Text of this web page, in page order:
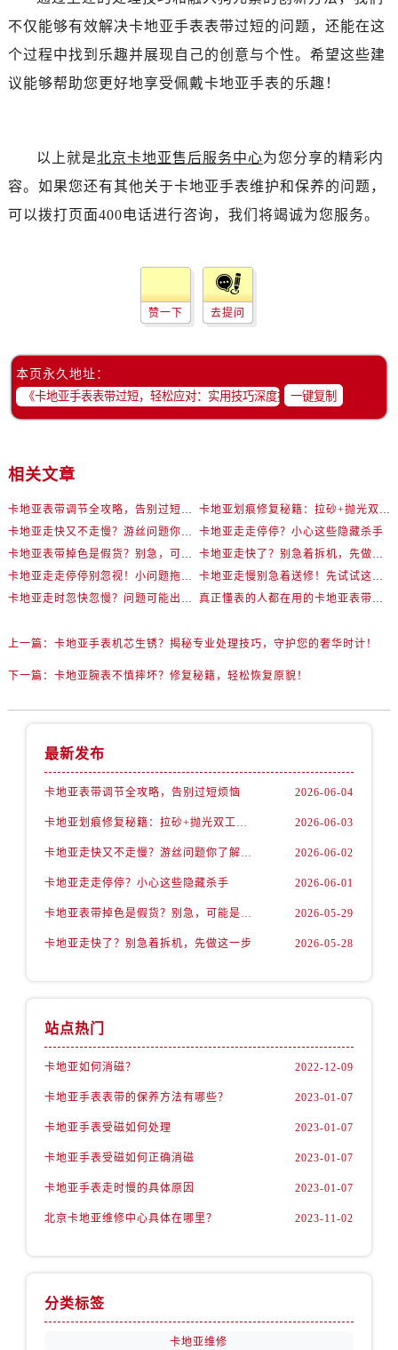
不仅能够有效解决卡地亚手表表带过短的问题，还能在这
个过程中找到乐趣并展现自己的创意与个性。希望这些建
议能够帮助您更好地享受佩戴卡地亚手表的乐趣！
以上就是北京卡地亚售后服务中心为您分享的精彩内
容。如果您还有其他关于卡地亚手表维护和保养的问题，
可以拨打页面400电话进行咨询，我们将竭诚为您服务。
赞一下 去提问
本页永久地址：
一键复制
相关文章
卡地亚表带调节全攻略，告别过短烦恼
卡地亚划痕修复秘籍：拉砂+抛光双工艺还原如新
卡地亚走快又不走慢？游丝问题你了解多少？
卡地亚走走停停？小心这些隐藏杀手
卡地亚表带掉色是假货？别急，可能是这些日常习惯惹的祸
卡地亚走快了？别急着拆机，先做这一步
卡地亚走走停停别忽视！小问题拖成大修很烧钱
卡地亚走慢别急着送修！先试试这些方法
卡地亚走时忽快忽慢？问题可能出在你睡觉时！
真正懂表的人都在用的卡地亚表带调节技巧
上一篇： 卡地亚手表机芯生锈？揭秘专业处理技巧，守护您的奢华时计！
下一篇： 卡地亚腕表不慎摔坏？修复秘籍，轻松恢复原貌！
最新发布
卡地亚表带调节全攻略，告别过短烦恼 2026-06-04
卡地亚划痕修复秘籍：拉砂+抛光双工艺还原如新 2026-06-03
卡地亚走快又不走慢？游丝问题你了解多少？ 2026-06-02
卡地亚走走停停？小心这些隐藏杀手 2026-06-01
卡地亚表带掉色是假货？别急，可能是这些日常习惯惹的祸 2026-05-29
卡地亚走快了？别急着拆机，先做这一步 2026-05-28
站点热门
卡地亚如何消磁？ 2022-12-09
卡地亚手表表带的保养方法有哪些？ 2023-01-07
卡地亚手表受磁如何处理 2023-01-07
卡地亚手表受磁如何正确消磁 2023-01-07
卡地亚手表走时慢的具体原因 2023-01-07
北京卡地亚维修中心具体在哪里？ 2023-11-02
分类标签
卡地亚维修